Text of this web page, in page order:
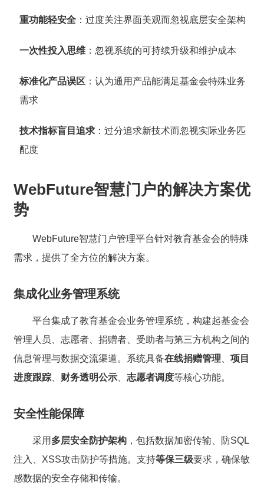
重功能轻安全：过度关注界面美观而忽视底层安全架构
一次性投入思维：忽视系统的可持续升级和维护成本
标准化产品误区：认为通用产品能满足基金会特殊业务
需求
技术指标盲目追求：过分追求新技术而忽视实际业务匹
配度
WebFuture智慧门户的解决方案优
势
WebFuture智慧门户管理平台针对教育基金会的特殊
需求，提供了全方位的解决方案。
集成化业务管理系统
平台集成了教育基金会业务管理系统，构建起基金会
管理人员、志愿者、捐赠者、受助者与第三方机构之间的
信息管理与数据交流渠道。系统具备在线捐赠管理
项目
进度跟踪、 财务透明公示、 志愿者调度等核心功能。
安全性能保障
采用 多层安全防护架构，包括数据加密传输、防SQL
注入、XSS攻击防护等措施。支持等保三级要求，确保敏
感数据的安全存储和传输。